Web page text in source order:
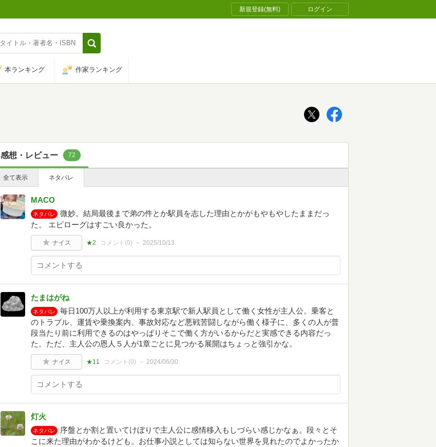
新規登録(無料) ログイン
本ランキング 作家ランキング
感想・レビュー 72
全て表示 ネタバレ
MACO
ネタバレ
微妙。結局最後まで弟の件とか駅員を志した理由とかがもやもやしたままだっ
た。 エピローグはすごい良かった。
ナイス ★2 コメント(0) 2025/10/13
たまはがね
ネタバレ
毎日100万人以上が利用する東京駅で新人駅員として働く女性が主人公。乗客と
のトラブル、運賃や乗換案内、事故対応など悪戦苦闘しながら働く様子に、多くの人が普
段当たり前に利用できるのはやっぱりそこで働く方がいるからだと実感できる内容だっ
た。ただ、主人公の恩人５人が1章ごとに見つかる展開はちょっと強引かな。
ナイス ★11 コメント(0) 2024/06/30
灯火
ネタバレ
序盤とか割と置いてけぼりで主人公に感情移入もしづらい感じかなぁ。段々とそ
こに来た理由がわかるけども。お仕事小説としては知らない世界を見れたのでよかったか